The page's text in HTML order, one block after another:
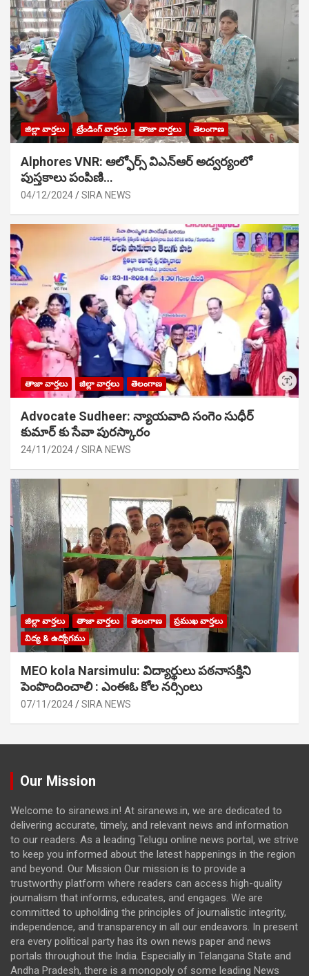
జిల్లా వార్తలు ట్రేండింగ్ వార్తలు తాజా వార్తలు తెలంగాణ
Alphores VNR: ఆల్ఫోర్స్ విఎన్ఆర్ అద్వర్యంలో
పుస్తకాలు పంపిణి…
04/12/2024 SIRA NEWS
తాజా వార్తలు జిల్లా వార్తలు తెలంగాణ
Advocate Sudheer: న్యాయవాది సంగెం సుధీర్
కుమార్ కు సేవా పురస్కారం
24/11/2024 SIRA NEWS
జిల్లా వార్తలు తాజా వార్తలు తెలంగాణ
ప్రముఖ వార్తలు
విద్య & ఉద్యోగము
MEO kola Narsimulu: విద్యార్థులు పఠ‌నాసక్తిని
పెంపొందించాలి : ఎంఈఓ కోల నర్సింలు
07/11/2024 SIRA NEWS
Our Mission
Welcome to siranews.in! At siranews.in, we are dedicated to
delivering accurate, timely, and relevant news and information
to our readers. As a leading Telugu online news portal, we strive
to keep you informed about the latest happenings in the region
and beyond. Our Mission Our mission is to provide a
trustworthy platform where readers can access high-quality
journalism that informs, educates, and engages. We are
committed to upholding the principles of journalistic integrity,
independence, and transparency in all our endeavors. In present
era every political party has its own news paper and news
portals throughout the India. Especially in Telangana State and
Andha Pradesh, there is a monopoly of some leading News